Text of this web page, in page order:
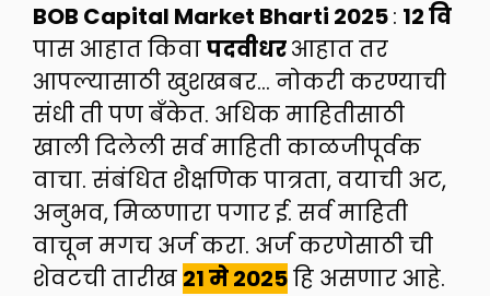
BOB Capital Market Bharti 2025: 12 वि
पास आहात किवापदवीधरआहात तर
आपल्यासाठी खुशखबर… नोकरी करण्याची
संधी ती पण बँकेत. अधिक माहितीसाठी
खाली दिलेली सर्व माहिती काळजीपूर्वक
वाचा. संबंधित शैक्षणिक पात्रता, वयाची अट,
अनुभव, मिळणारा पगार ई. सर्व माहिती
वाचून मगच अर्ज करा. अर्ज करणेसाठी ची
शेवटची तारीख 21 मे2025हि असणार आहे.